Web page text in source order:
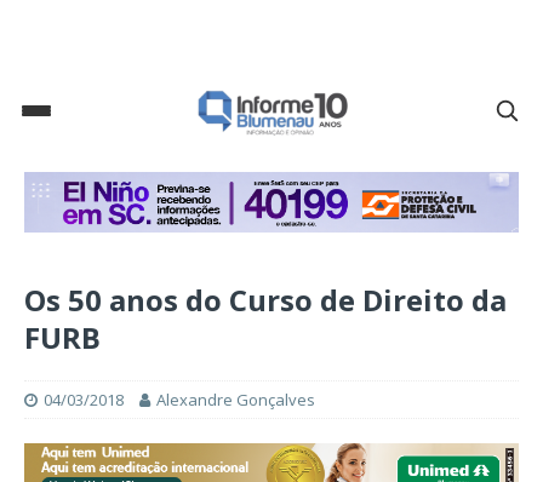
Os 50 anos do Curso de Direito da
FURB
04/03/2018 Alexandre Gonçalves